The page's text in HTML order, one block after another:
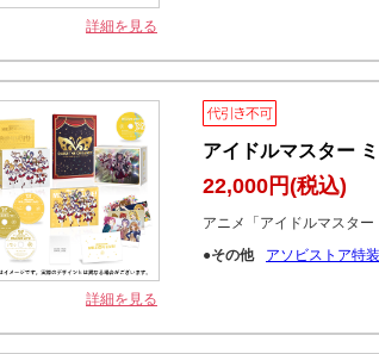
詳細を見る
詳細を見る
アイドルマスター
22,000円(税込)
アニメ「アイドルマスタ
●その他
アソビストア特